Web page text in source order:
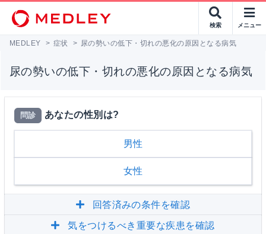
検索 メニュー
MEDLEY > 症状 > 尿の勢いの低下・切れの悪化の原因となる病気
尿の勢いの低下・切れの悪化の原因となる病気
問診 あなたの性別は?
男性
女性
回答済みの条件を確認
気をつけるべき重要な疾患を確認